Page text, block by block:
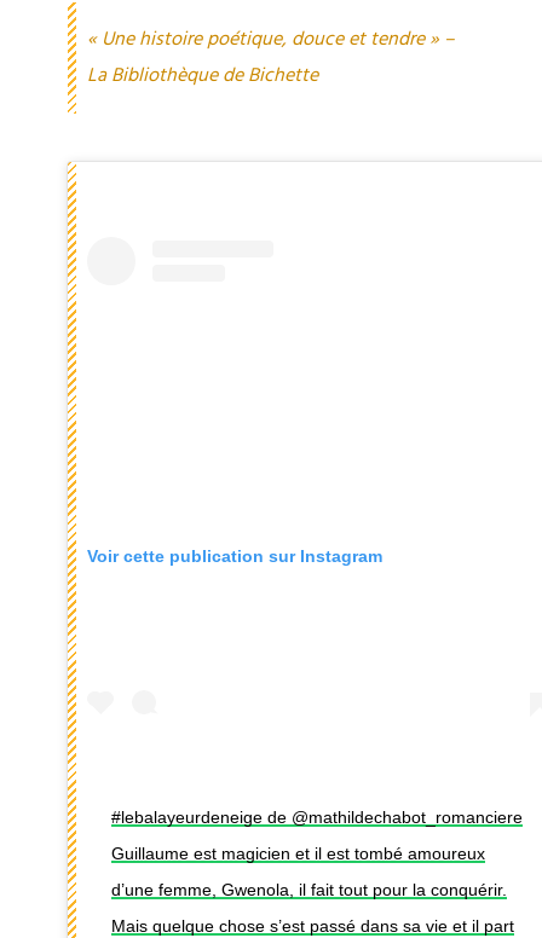
« Une histoire poétique, douce et tendre » –
La Bibliothèque de Bichette
Voir cette publication sur Instagram
#lebalayeurdeneige de @mathildechabot_romanciere
Guillaume est magicien et il est tombé amoureux
d’une femme, Gwenola, il fait tout pour la conquérir.
Mais quelque chose s’est passé dans sa vie et il part